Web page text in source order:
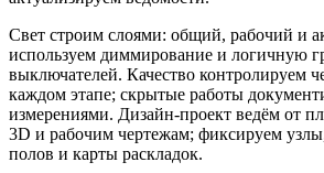
Свет строим слоями: общий, рабочий и
используем диммирование и логичную
выключателей. Качество контролируем
каждом этапе; скрытые работы
измерениями. Дизайн‑проект ведём от
3D и рабочим чертежам; фиксируем
полов и карты раскладок.